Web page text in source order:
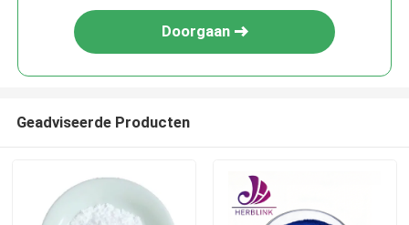
Doorgaan
Geadviseerde Producten